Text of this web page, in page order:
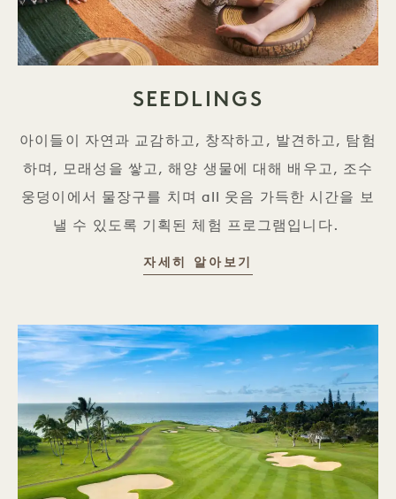
SEEDLINGS
아이들이 자연과 교감하고, 창작하고, 발견하고, 탐험
하며, 모래성을 쌓고, 해양 생물에 대해 배우고, 조수
웅덩이에서 물장구를 치며 all 웃음 가득한 시간을 보
낼 수 있도록 기획된 체험 프로그램입니다.
자세히 알아보기